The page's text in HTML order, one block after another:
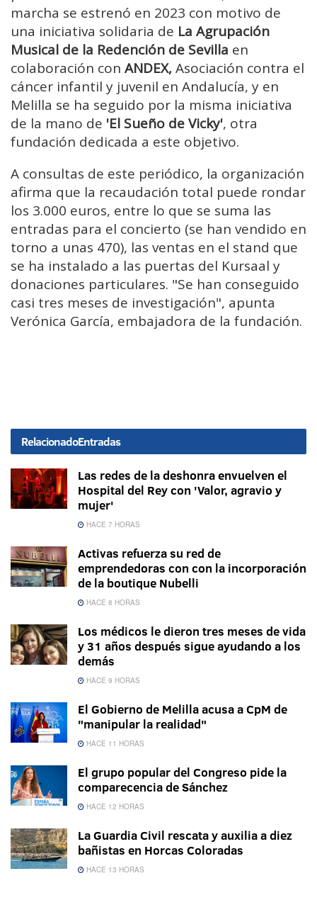
marcha se estrenó en 2023 con motivo de
una iniciativa solidaria de La Agrupación
Musical de la Redención de Sevilla en
colaboración con ANDEX,Asociación contra el
cáncer infantil y juvenil en Andalucía, y en
Melilla se ha seguido por la misma iniciativa
de la mano de 'El Sueño de Vicky', otra
fundación dedicada a este objetivo.
A consultas de este periódico, la organización
afirma que la recaudación total puede rondar
los 3.000 euros, entre lo que se suma las
entradas para el concierto (se han vendido en
torno a unas 470), las ventas en el stand que
se ha instalado a las puertas del Kursaal y
donaciones particulares. "Se han conseguido
casi tres meses de investigación", apunta
Verónica García, embajadora de la fundación.
RelacionadoEntradas
Las redes de la deshonra envuelven el
Hospital del Rey con 'Valor, agravio y
mujer'
HACE 7 HORAS
Activas refuerza su red de
emprendedoras con con la incorporación
de la boutique Nubelli
HACE 8 HORAS
Los médicos le dieron tres meses de vida
y 31 años después sigue ayudando a los
demás
HACE 9 HORAS
El Gobierno de Melilla acusa a CpM de
"manipular la realidad"
HACE 11 HORAS
El grupo popular del Congreso pide la
comparecencia de Sánchez
HACE 12 HORAS
La Guardia Civil rescata y auxilia a diez
bañistas en Horcas Coloradas
HACE 13 HORAS